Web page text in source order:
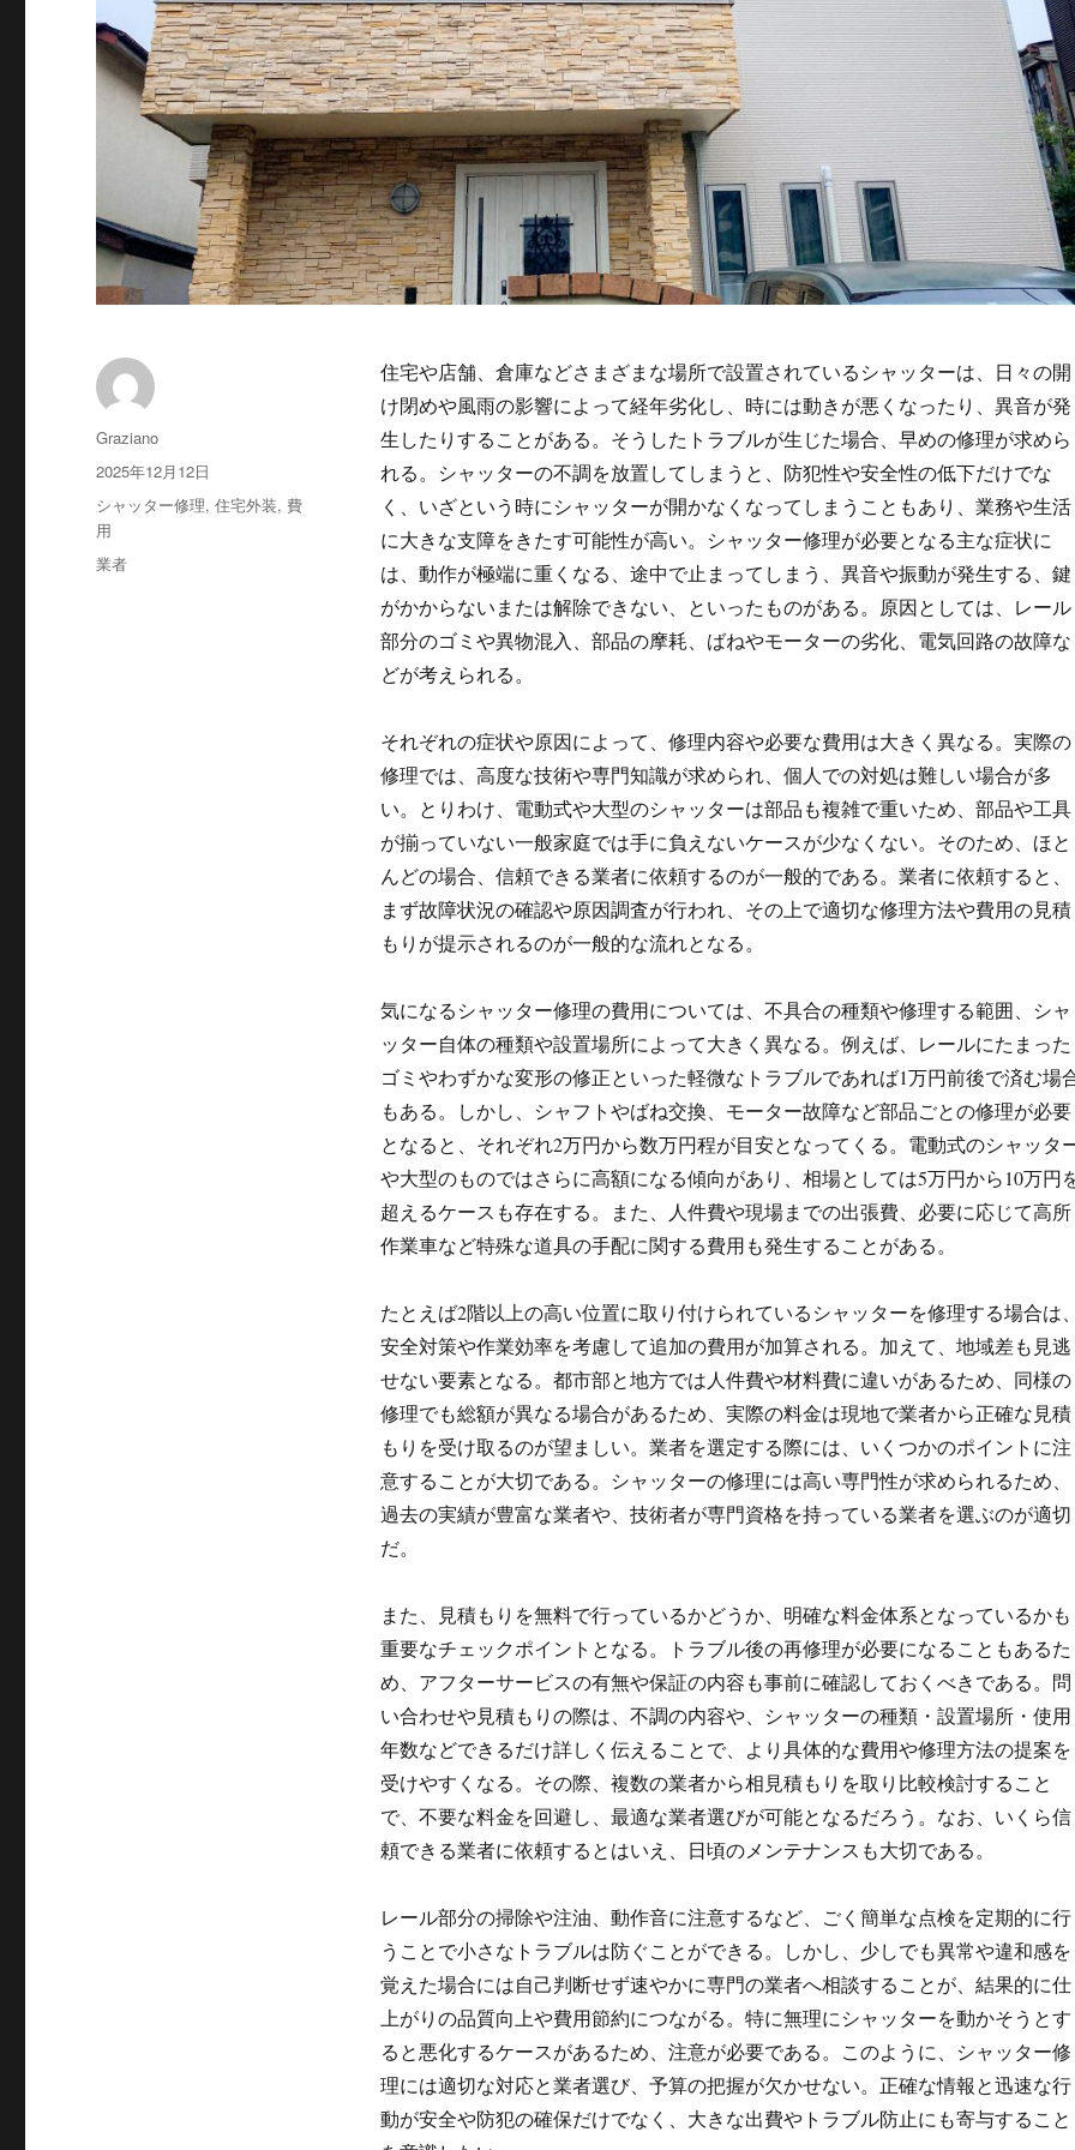
住宅や店舗、倉庫などさまざまな場所で設置されているシャッターは、日々の開
け閉めや風雨の影響によって経年劣化し、時には動きが悪くなったり、異音が発
生したりすることがある。 そうしたトラブルが生じた場合、早めの修理が求めら
れる。シャッターの不調を放置してしまうと、防犯性や安全性の低下だけでな
く、いざという時にシャッターが開かなくなってしまうこともあり、業務や生活
に大きな支障をきたす可能性が高い。シャッター修理が必要となる主な症状に
は、動作が極端に重くなる、途中で止まってしまう、異音や振動が発生する、鍵
がかからないまたは解除できない、といったものがある。原因としては、レール
部分のゴミや異物混入、部品の摩耗、ばねやモーターの劣化、電気回路の故障な
どが考えられる。
それぞれの症状や原因によって、修理内容や必要な費用は大きく異なる。実際の
修理では、高度な技術や専門知識が求められ、個人での対処は難しい場合が多
い。とりわけ、電動式や大型のシャッターは部品も複雑で重いため、部品や工具
が揃っていない一般家庭では手に負えないケースが少なくない。そのため、ほと
んどの場合、信頼できる業者に依頼するのが一般的である。業者に依頼すると、
まず故障状況の確認や原因調査が行われ、その上で適切な修理方法や費用の見積
もりが提示されるのが一般的な流れとなる。
気になるシャッター修理の費用については、不具合の種類や修理する範囲、シャ
ッター自体の種類や設置場所によって大きく異なる。例えば、レールにたまった
ゴミやわずかな変形の修正といった軽微なトラブルであれば1万円前後で済む場
もある。しかし、シャフトやばね交換、モーター故障など部品ごとの修理が必要
となると、それぞれ2万円から数万円程が目安となってくる。電動式のシャッタ
や大型のものではさらに高額になる傾向があり、相場としては5万円から10万円
超えるケースも存在する。また、人件費や現場までの出張費、必要に応じて高所
作業車など特殊な道具の手配に関する費用も発生することがある。
たとえば2階以上の高い位置に取り付けられているシャッターを修理する場合は、
安全対策や作業効率を考慮して追加の費用が加算される。加えて、地域差も見逃
せない要素となる。都市部と地方では人件費や材料費に違いがあるため、同様の
修理でも総額が異なる場合があるため、実際の料金は現地で業者から正確な見積
もりを受け取るのが望ましい。業者を選定する際には、いくつかのポイントに注
意することが大切である。シャッターの修理には高い専門性が求められるため、
過去の実績が豊富な業者や、技術者が専門資格を持っている業者を選ぶのが適切
だ。
また、見積もりを無料で行っているかどうか、明確な料金体系となっているかも
重要なチェックポイントとなる。トラブル後の再修理が必要になることもあるた
め、アフターサービスの有無や保証の内容も事前に確認しておくべきである。問
い合わせや見積もりの際は、不調の内容や、シャッターの種類・設置場所・使用
年数などできるだけ詳しく伝えることで、より具体的な費用や修理方法の提案を
受けやすくなる。その際、複数の業者から相見積もりを取り比較検討すること
で、不要な料金を回避し、最適な業者選びが可能となるだろう。なお、いくら信
頼できる業者に依頼するとはいえ、日頃のメンテナンスも大切である。
レール部分の掃除や注油、動作音に注意するなど、ごく簡単な点検を定期的に行
うことで小さなトラブルは防ぐことができる。しかし、少しでも異常や違和感を
覚えた場合には自己判断せず速やかに専門の業者へ相談することが、結果的に仕
上がりの品質向上や費用節約につながる。特に無理にシャッターを動かそうとす
ると悪化するケースがあるため、注意が必要である。このように、シャッター修
理には適切な対応と業者選び、予算の把握が欠かせない。正確な情報と迅速な行
動が安全や防犯の確保だけでなく、大きな出費やトラブル防止にも寄与すること
投
稿
Graziano
投
稿
日:
2025年12月12日
カ
テ
ゴ
リ
シャッター修理,住宅外装, 費
用
タ
業者